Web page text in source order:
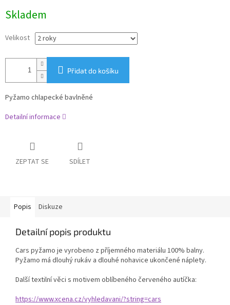
cena:
Skladem
Velikost
Přidat do košíku
Pyžamo chlapecké bavlněné
Detailní informace
ZEPTAT SE SDÍLET
Popis Diskuze
Detailní popis produktu
Cars pyžamo je vyrobeno z příjemného materiálu 100% balny.
Pyžamo má dlouhý rukáv a dlouhé nohavice ukončené náplety.
Další textilní věci s motivem oblíbeného červeného autíčka:
https://www.xcena.cz/vyhledavani/?string=cars